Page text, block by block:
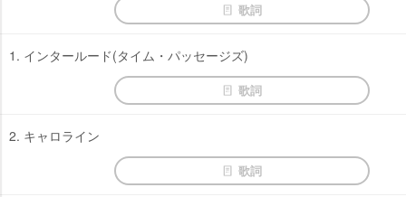
歌詞
1. インタールード(タイム・パッセージズ)
歌詞
2. キャロライン
歌詞